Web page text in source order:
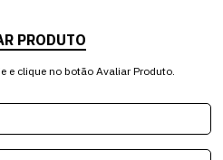
PRODUTO
e clique no botão Avaliar Produto.